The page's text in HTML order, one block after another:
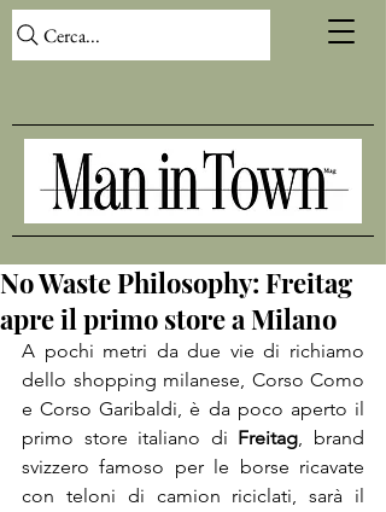
Cerca...
No Waste Philosophy: Freitag
apre il primo store a Milano
A pochi metri da due vie di richiamo
dello shopping milanese, Corso Como
e Corso Garibaldi, è da poco aperto il
primo store italiano di Freitag, brand
svizzero famoso per le borse ricavate
con teloni di camion riciclati, sarà il